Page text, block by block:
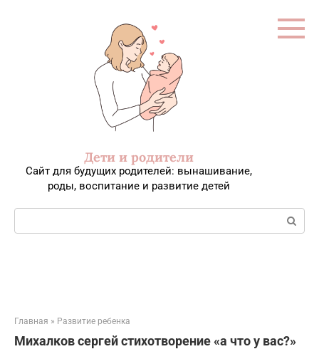
Дети и родители
Сайт для будущих родителей: вынашивание,
роды, воспитание и развитие детей
Поиск:
Главная » Развитие ребенка
Михалков сергей стихотворение «а что у вас?»